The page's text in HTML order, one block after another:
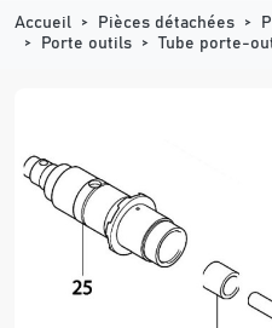
Accueil Pièces détachées
Porte outils
Tube porte-